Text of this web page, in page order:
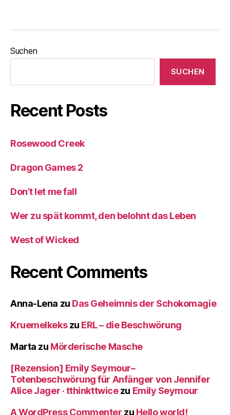
Suchen
SUCHEN
Recent Posts
Rosewood Creek
Dragon Games 2
Don’t let me fall
Wer zu spät kommt, den belohnt das Leben
West of Wicked
Recent Comments
Anna-Lena zu Das Geheimnis der Schokomagie
Kruemelkekszu ERL – die Beschwörung
Marta zu Mörderische Masche
[Rezension] Emily Seymour–
Totenbeschwörung für Anfänger von Jennifer
Alice Jager · tthinkttwicezu Emily Seymour
A WordPress Commenter zu Hello world!